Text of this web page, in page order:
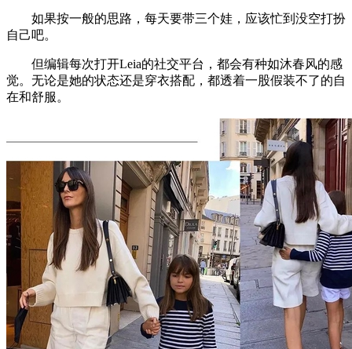
如果按一般的思路，每天要带三个娃，应该忙到没空打扮
自己吧。
但编辑每次打开Leia的社交平台，都会有种如沐春风的感
觉。无论是她的状态还是穿衣搭配，都透着一股假装不了的自
在和舒服。